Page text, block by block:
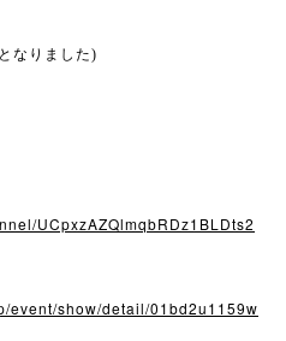
なりました)
UCpxzAZQlmqbRDz1BLDts2
event/show/detail/01bd2u1159w